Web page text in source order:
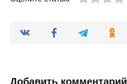
Добавить комментарий